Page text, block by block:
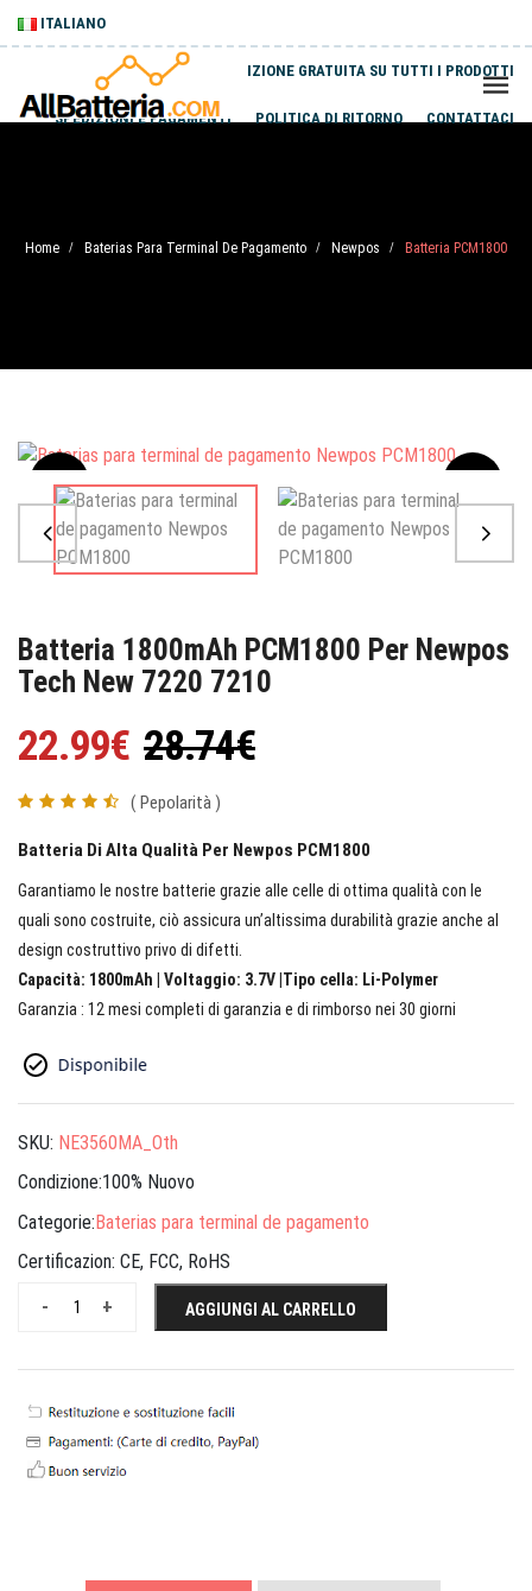
ITALIANO
SPEDIZIONE GRATUITA SU TUTTI I PRODOTTI
SPEDIZIONI E PAGAMENTI POLITICA DI RITORNO CONTATTACI
Home / Baterias Para Terminal De Pagamento / Newpos / Batteria PCM1800
Sale
Batteria 1800mAh PCM1800 Per Newpos
Tech New 7220 7210
22.99€ 28.74€
( Pepolarità )
Batteria Di Alta Qualità Per Newpos PCM1800
Garantiamo le nostre batterie grazie alle celle di ottima qualità con le
quali sono costruite, ciò assicura un’altissima durabilità grazie anche al
design costruttivo privo di difetti.
Capacità: 1800mAh | Voltaggio: 3.7V |Tipo cella: Li-Polymer
Garanzia : 12 mesi completi di garanzia e di rimborso nei 30 giorni
SKU: NE3560MA_Oth
Condizione:100% Nuovo
Categorie:Baterias para terminal de pagamento
Certificazion: CE, FCC, RoHS
+
- AGGIUNGI AL CARRELLO